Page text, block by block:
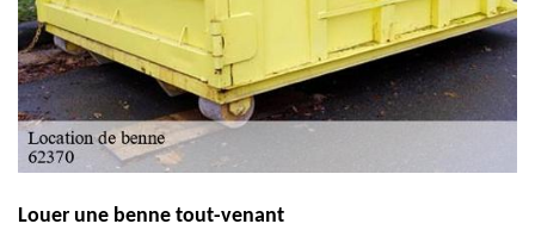
Louer une benne tout-venant